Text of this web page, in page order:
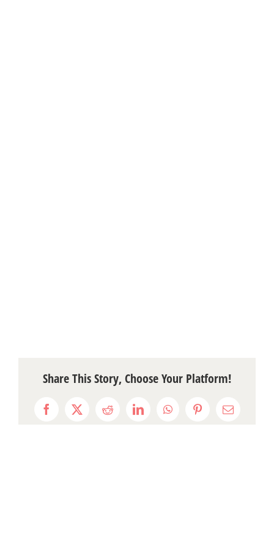
Share This Story, Choose Your Platform!
Facebook
X RedditLinkedInWhatsAppPinterestEmail